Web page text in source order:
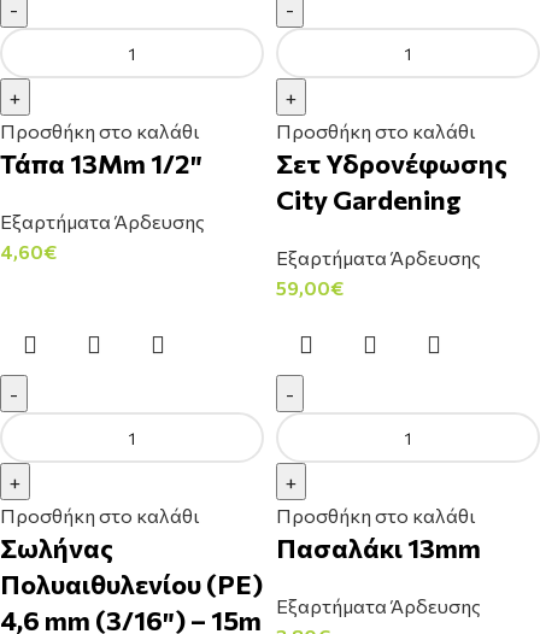
Προσθήκη στο καλάθι
Τάπα 13Mm 1/2″
Εξαρτήματα Άρδευσης
4,60€
Προσθήκη στο καλάθι
Σετ Υδρονέφωσης
City Gardening
Εξαρτήματα Άρδευσης
59,00€
Προσθήκη στο καλάθι
Σωλήνας
Πολυαιθυλενίου (PE)
4,6 mm (3/16″) – 15m
Προσθήκη στο καλάθι
Πασαλάκι 13mm
Εξαρτήματα Άρδευσης